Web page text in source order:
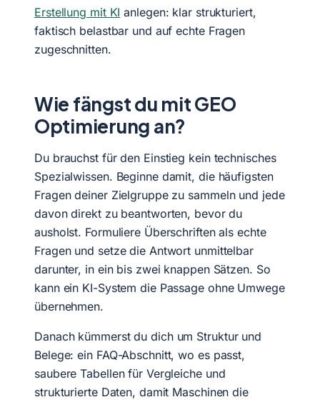
Erstellung mit KI anlegen: klar strukturiert,
faktisch belastbar und auf echte Fragen
zugeschnitten.
Wie fängst du mit GEO
Optimierung an?
Du brauchst für den Einstieg kein technisches
Spezialwissen. Beginne damit, die häufigsten
Fragen deiner Zielgruppe zu sammeln und jede
davon direkt zu beantworten, bevor du
ausholst. Formuliere Überschriften als echte
Fragen und setze die Antwort unmittelbar
darunter, in ein bis zwei knappen Sätzen. So
kann ein KI-System die Passage ohne Umwege
übernehmen.
Danach kümmerst du dich um Struktur und
Belege: ein FAQ-Abschnitt, wo es passt,
saubere Tabellen für Vergleiche und
strukturierte Daten, damit Maschinen die